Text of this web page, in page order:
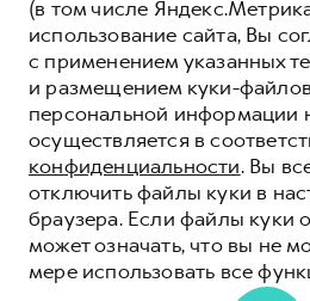
HAVAL Лизинг
Автомобильные аксессуары
Коллекция PRO
Коллекция Базовая
Коллекция Детская
Автомобильные аксессуары
Коллекция PRO
Коллекция Базовая
Коллекция Детская
ЮРИДИЧЕСКАЯ ИНФОРМАЦИЯ
Вся представленная на сайте
автомобилей и сервисного
информационный характер и не
Все цены, указанные на данном
характер и являются максимально
розничными ценами по расчетам
Волл Мотор Рус»). Для получения
просьба обращаться к ближайшему
«Грейт Волл Мотор Рус» либо по
511-59-86, либо на сайте.
информация может быть изменена в
предварительного уведомления.
****На некоторых автомобилях HAVAL
система / устройство вызова
(блок ЭРА-ГЛОНАСС).
Показать все
© 2026 ООО «Грейт Волл Мотор
© 2026 ООО «Апельсин-Авто»
Политика конфиденциальности
Юридическая информация
(в том числе
использование сайта, Вы
с применением указанных
и размещением куки-
персональной информации
осуществляется в
конфиденциальности. Вы
отключить файлы куки в
браузера. Если файлы куки
может означать, что вы не
мере использовать все